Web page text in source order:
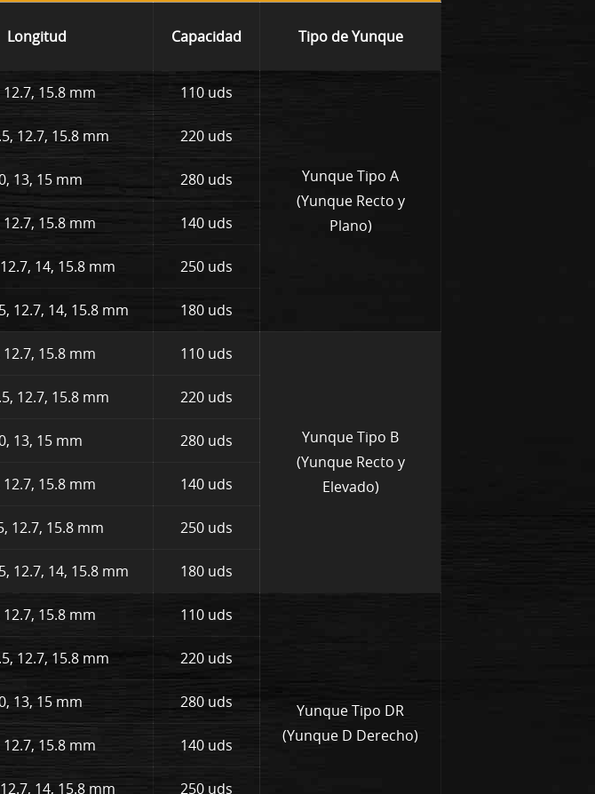
Longitud Capacidad Tipo de Yunque
12.7, 15.8 mm 110 uds
Yunque Tipo A
(Yunque Recto y
Plano)
12.7, 15.8 mm 220 uds
13, 15 mm 280 uds
12.7, 15.8 mm 140 uds
14, 15.8 mm 250 uds
12.7, 14, 15.8 mm 180 uds
12.7, 15.8 mm 110 uds
Yunque Tipo B
(Yunque Recto y
Elevado)
12.7, 15.8 mm 220 uds
13, 15 mm 280 uds
12.7, 15.8 mm 140 uds
12.7, 15.8 mm 250 uds
12.7, 14, 15.8 mm 180 uds
12.7, 15.8 mm 110 uds
Yunque Tipo DR
(Yunque D Derecho)
12.7, 15.8 mm 220 uds
13, 15 mm 280 uds
12.7, 15.8 mm 140 uds
14, 15.8 mm 250 uds